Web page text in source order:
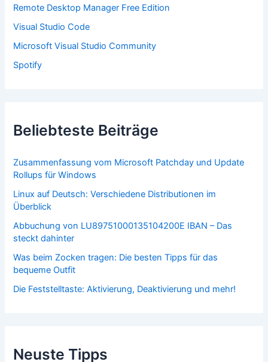
:Remote Desktop Manager Free Edition
Visual Studio Code
Microsoft Visual Studio Community
Spotify
Beliebteste Beiträge
Zusammenfassung vom Microsoft Patchday und Update
Rollups für Windows
Linux auf Deutsch: Verschiedene Distributionen im
Überblick
Abbuchung von LU89751000135104200E IBAN – Das
steckt dahinter
Was beim Zocken tragen: Die besten Tipps für das
bequeme Outfit
Die Feststelltaste: Aktivierung, Deaktivierung und mehr!
Neuste Tipps